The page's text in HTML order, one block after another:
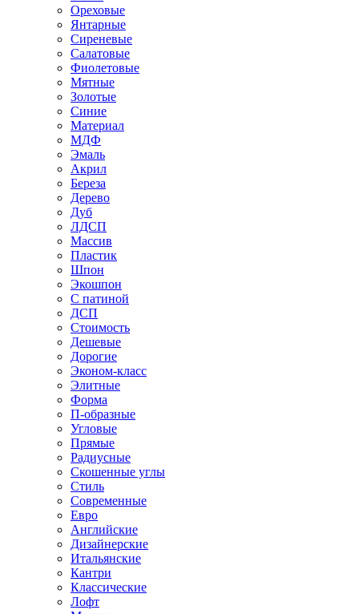
Ореховые
Янтарные
Сиреневые
Салатовые
Фиолетовые
Мятные
Золотые
Синие
Материал
МДФ
Эмаль
Акрил
Береза
Дерево
Дуб
ЛДСП
Массив
Пластик
Шпон
Экошпон
С патиной
ДСП
Стоимость
Дешевые
Дорогие
Эконом-класс
Элитные
Форма
П-образные
Угловые
Прямые
Радиусные
Скошенные углы
Стиль
Современные
Евро
Английские
Дизайнерские
Итальянские
Кантри
Классические
Лофт